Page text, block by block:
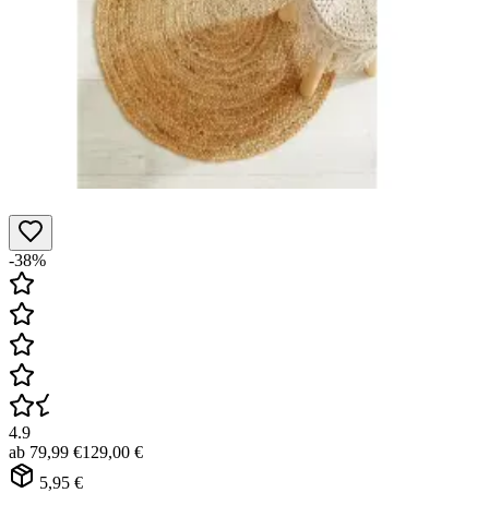
-38%
4.9
ab 79,99 €129,00 €
5,95 €